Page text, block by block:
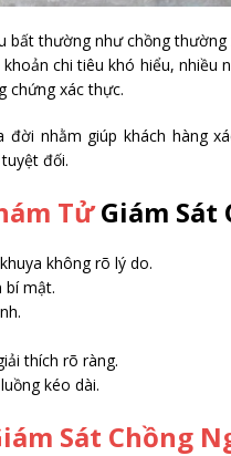
bất thường như chồng
chi tiêu khó hiểu, nhiều
chứng xác thực.
nhằm giúp khách hàng
đối.
TửGiám Sát
không rõ lý do.
bí mật.
thích rõ ràng.
kéo dài.
Sát Chồng